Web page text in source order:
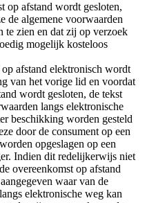
op afstand wordt gesloten,
de algemene voorwaarden
te zien en dat zij op verzoek
mogelijk kosteloos
afstand elektronisch wordt
van het vorige lid en voordat
wordt gesloten, de tekst
langs elektronische
beschikking worden gesteld
door de consument op een
opgeslagen op een
Indien dit redelijkerwijs niet
overeenkomst op afstand
waar van de
elektronische weg kan